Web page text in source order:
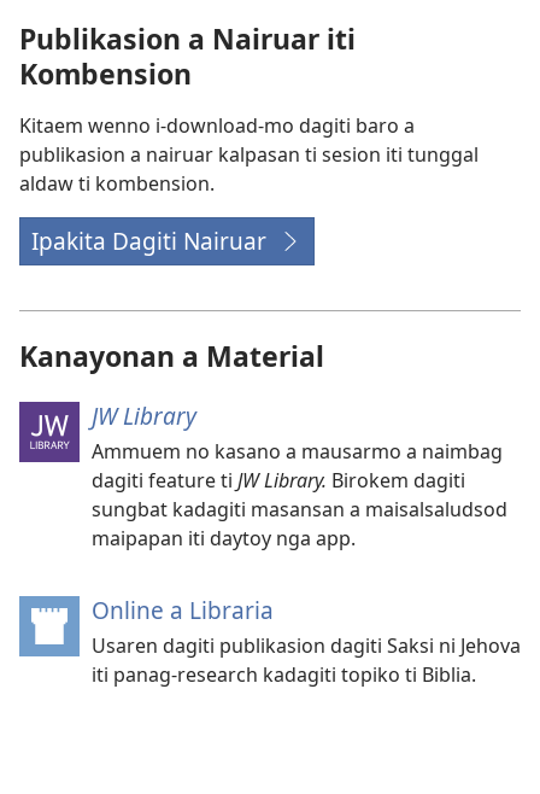
iti
Kombension
Publikasion a Nairuar iti
Kombension
Kitaem wenno i-download-mo dagiti baro a
publikasion a nairuar kalpasan ti sesion iti tunggal
aldaw ti kombension.
Ipakita Dagiti Nairuar
Kanayonan a Material
JW Library
Ammuem no kasano a mausarmo a naimbag
dagiti feature ti JW Library. Birokem dagiti
sungbat kadagiti masansan a maisalsaludsod
maipapan iti daytoy nga app.
Online a Libraria
iti
baro
Usaren dagiti publikasion dagiti Saksi ni Jehova
iti panag-research kadagiti topiko ti Biblia.